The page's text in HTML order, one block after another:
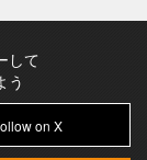
して
う
on X